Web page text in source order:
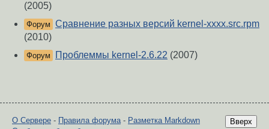
(2005)
Форум Сравнение разных версий kernel-xxxx.src.rpm
(2010)
Форум Проблеммы kernel-2.6.22 (2007)
Вверх
О Сервере - Правила форума- Разметка Markdown